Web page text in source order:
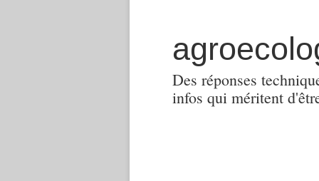
Des réponses
infos qui méritent